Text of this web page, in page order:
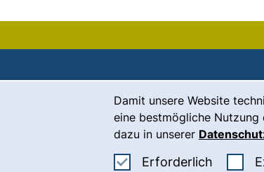
Damit unsere Website
eine bestmögliche Nutzung
dazu in unserer
Erforderlich